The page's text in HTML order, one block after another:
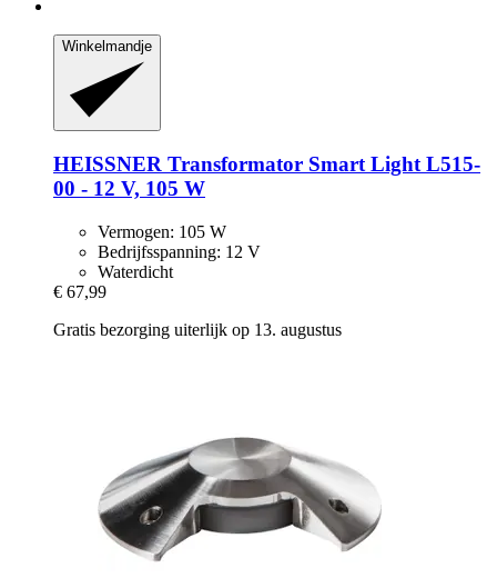
Winkelmandje
HEISSNER Transformator Smart Light L515-​
00 -​ 12 V, 105 W
Vermogen: 105 W
Bedrijfsspanning: 12 V
Waterdicht
€ 67,99
Gratis bezorging uiterlijk op 13. augustus